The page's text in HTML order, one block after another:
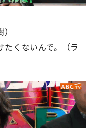
くないんで。（ラ